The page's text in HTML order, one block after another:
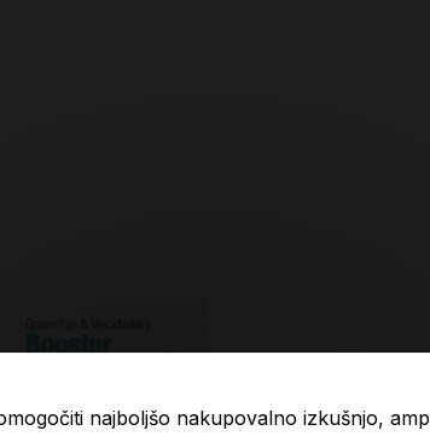
najboljšo nakupovalno izkušnjo,